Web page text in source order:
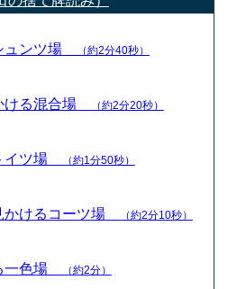
ュンツ場 （約2分40秒）
ける混合場 （約2分20秒）
イツ場 （約1分50秒）
かけるコーツ場 （約2分10秒）
一色場 （約2分）